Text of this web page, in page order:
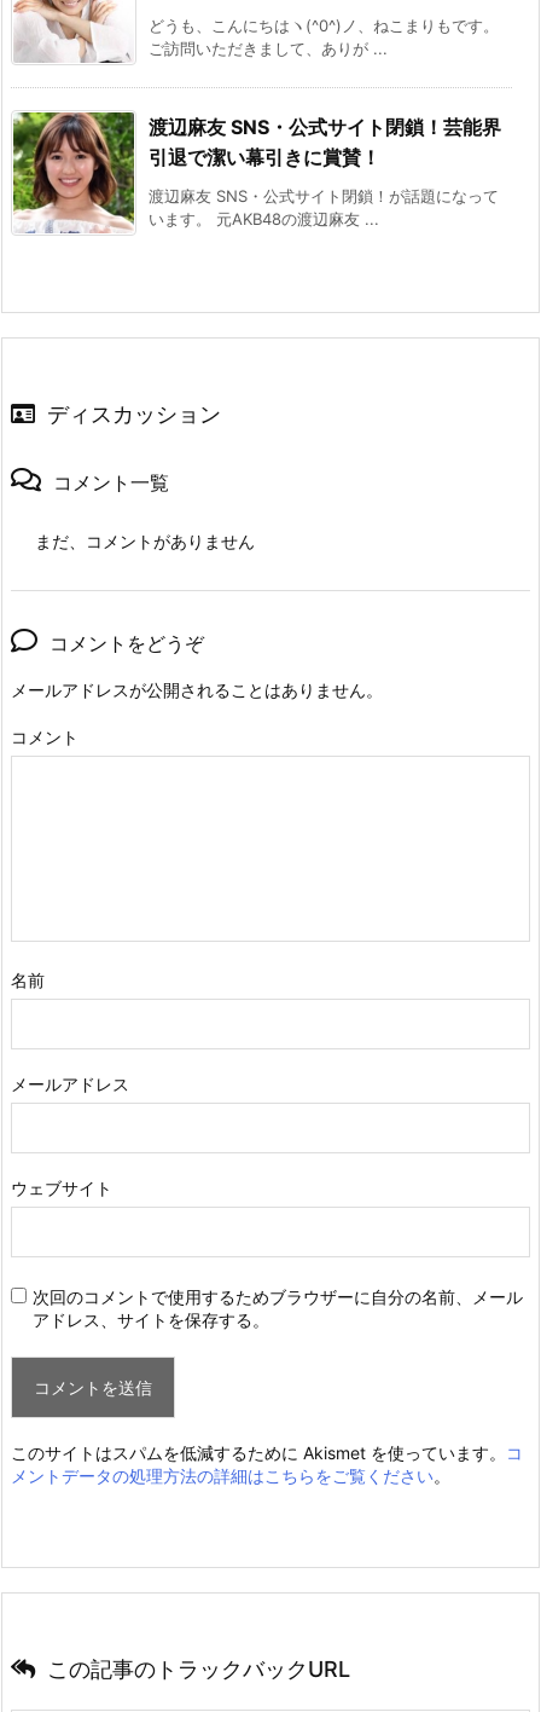
どうも、こんにちはヽ(^0^)ノ、ねこまりもです。
ご訪問いただきまして、ありが ...
渡辺麻友 SNS・公式サイト閉鎖！芸能界
引退で潔い幕引きに賞賛！
渡辺麻友 SNS・公式サイト閉鎖！が話題になって
います。 元AKB48の渡辺麻友 ...
ディスカッション
コメント一覧
まだ、コメントがありません
コメントをどうぞ
メールアドレスが公開されることはありません。
コメント
名前
メールアドレス
ウェブサイト
次回のコメントで使用するためブラウザーに自分の名前、メール
アドレス、サイトを保存する。
このサイトはスパムを低減するために Akismet を使っています。
コ
メントデータの処理方法の詳細はこちらをご覧ください。
この記事のトラックバックURL